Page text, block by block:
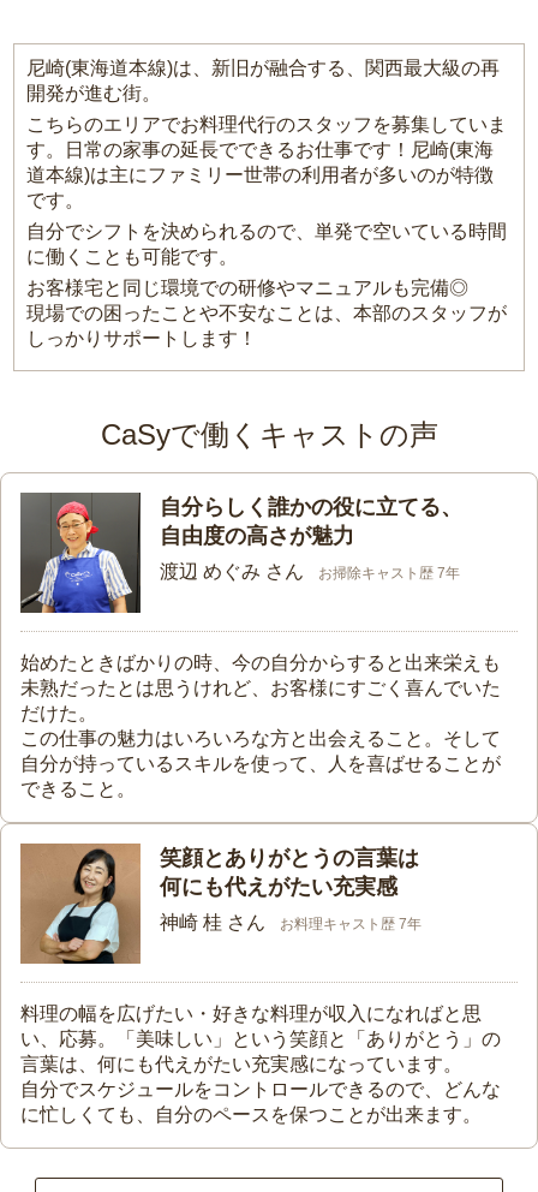
尼崎(東海道本線)は、新旧が融合する、関西最大級の再
開発が進む街。
こちらのエリアでお料理代行のスタッフを募集していま
す。日常の家事の延長でできるお仕事です！尼崎(東海
道本線)は主にファミリー世帯の利用者が多いのが特徴
です。
自分でシフトを決められるので、単発で空いている時間
に働くことも可能です。
お客様宅と同じ環境での研修やマニュアルも完備◎
現場での困ったことや不安なことは、本部のスタッフが
しっかりサポートします！
CaSyで働くキャストの声
自分らしく誰かの役に立てる、
自由度の高さが魅力
渡辺 めぐみ さん お掃除キャスト歴 7年
始めたときばかりの時、今の自分からすると出来栄えも
未熟だったとは思うけれど、お客様にすごく喜んでいた
だけた。
この仕事の魅力はいろいろな方と出会えること。そして
自分が持っているスキルを使って、人を喜ばせることが
できること。
笑顔とありがとうの言葉は
何にも代えがたい充実感
神崎 桂 さん お料理キャスト歴 7年
料理の幅を広げたい・好きな料理が収入になればと思
い、応募。「美味しい」という笑顔と「ありがとう」の
言葉は、何にも代えがたい充実感になっています。
自分でスケジュールをコントロールできるので、どんな
に忙しくても、自分のペースを保つことが出来ます。